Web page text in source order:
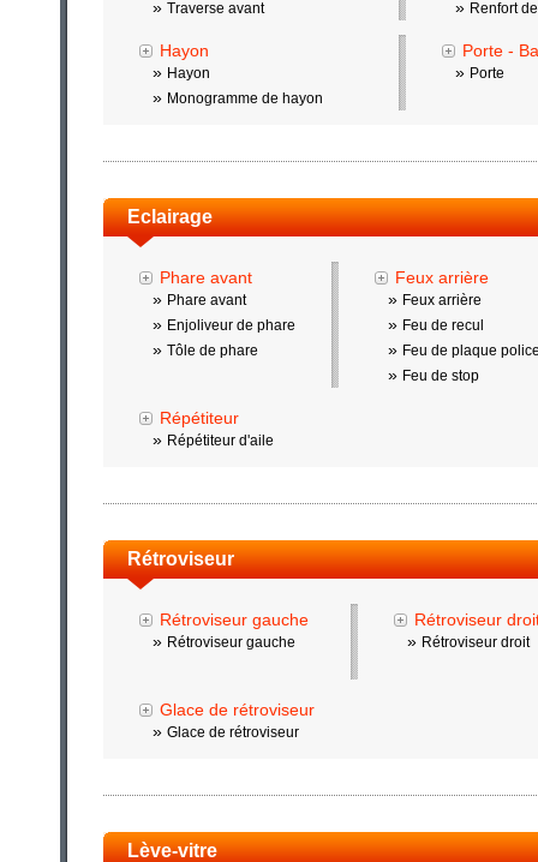
» Traverse avant
» Renfort
Hayon
» Hayon
» Monogramme de hayon
Porte -
» Porte
Eclairage
Phare avant
» Phare avant
» Enjoliveur de phare
» Tôle de phare
Feux arrière
» Feux arrière
» Feu de recul
» Feu de plaque
» Feu de stop
Répétiteur
» Répétiteur d'aile
Rétroviseur
Rétroviseur gauche
» Rétroviseur gauche
Rétroviseur
» Rétroviseur droit
Glace de rétroviseur
» Glace de rétroviseur
Lève-vitre